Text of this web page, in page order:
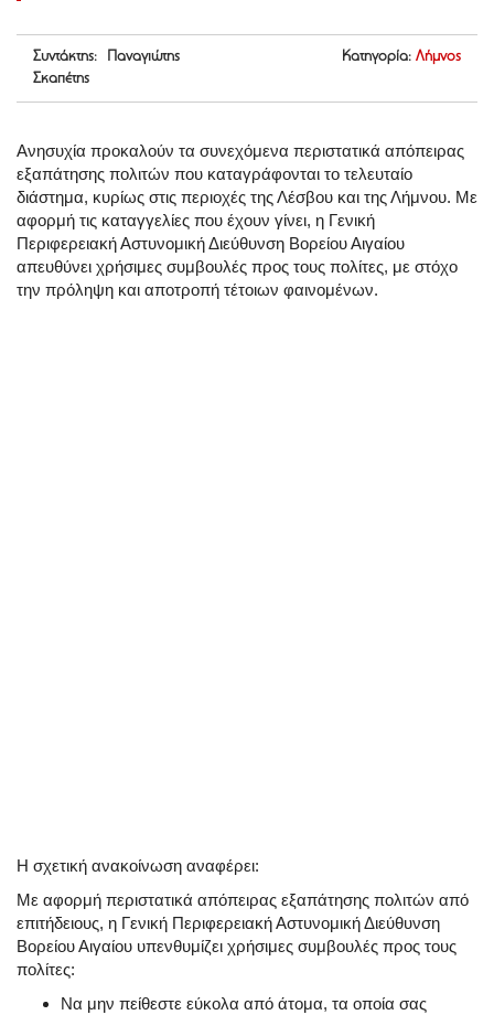
Συντάκτης: Παναγιώτης
Σκαπέτης
Κατηγορία: Λήμνος
Ανησυχία προκαλούν τα συνεχόμενα περιστατικά απόπειρας
εξαπάτησης πολιτών που καταγράφονται το τελευταίο
διάστημα, κυρίως στις περιοχές της Λέσβου και της Λήμνου. Με
αφορμή τις καταγγελίες που έχουν γίνει, η Γενική
Περιφερειακή Αστυνομική Διεύθυνση Βορείου Αιγαίου
απευθύνει χρήσιμες συμβουλές προς τους πολίτες, με στόχο
την πρόληψη και αποτροπή τέτοιων φαινομένων.
Η σχετική ανακοίνωση αναφέρει:
Με αφορμή περιστατικά απόπειρας εξαπάτησης πολιτών από
επιτήδειους, η Γενική Περιφερειακή Αστυνομική Διεύθυνση
Βορείου Αιγαίου υπενθυμίζει χρήσιμες συμβουλές προς τους
πολίτες:
Να μην πείθεστε εύκολα από άτομα, τα οποία σας